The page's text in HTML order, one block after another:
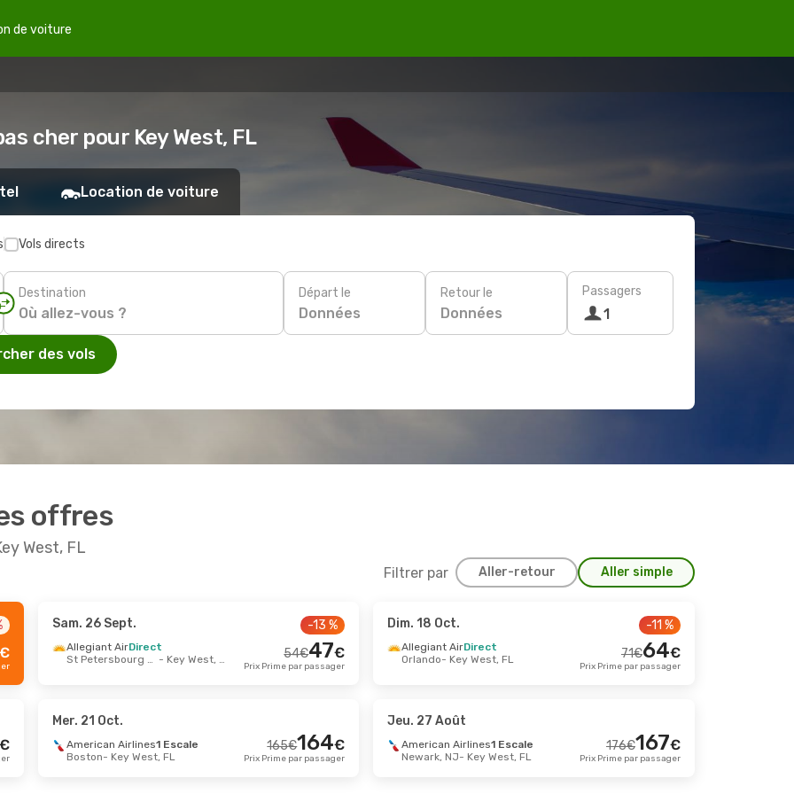
de voiture
cher pour Key West, FL
Location de voiture
Vols directs
Destination Départ le
Données
Retour le
Données
Passagers
1
des vols
offres
West, FL
Filtrer par Aller-retour Aller simple
Airlines
Direct
West, FL
Airlines
214€
Sam. 22 Août
American Airlines
1 Escale
Houston
- Key West, FL
- Mer. 21 Oct. Sam. 3 Oct.- Mer. 7 Oct.
€
Sam. 26 Sept.
Allegiant AirDirect
St Petersbourg FL
- Key West, FL
-13 %
54€47€
Prix Prime par passager
Dim. 18 Oct.
Allegiant AirDirect
Orlando- Key West, FL
-11 %
71€64€
Prix Prime par passager
Mer. 21 Oct.
American Airlines1 Escale
Boston- Key West, FL
165€164€
Prix Prime par passager
Jeu. 27 Août
American Airlines1 Escale
Newark, NJ- Key West, FL
176€167€
Prix Prime par passager